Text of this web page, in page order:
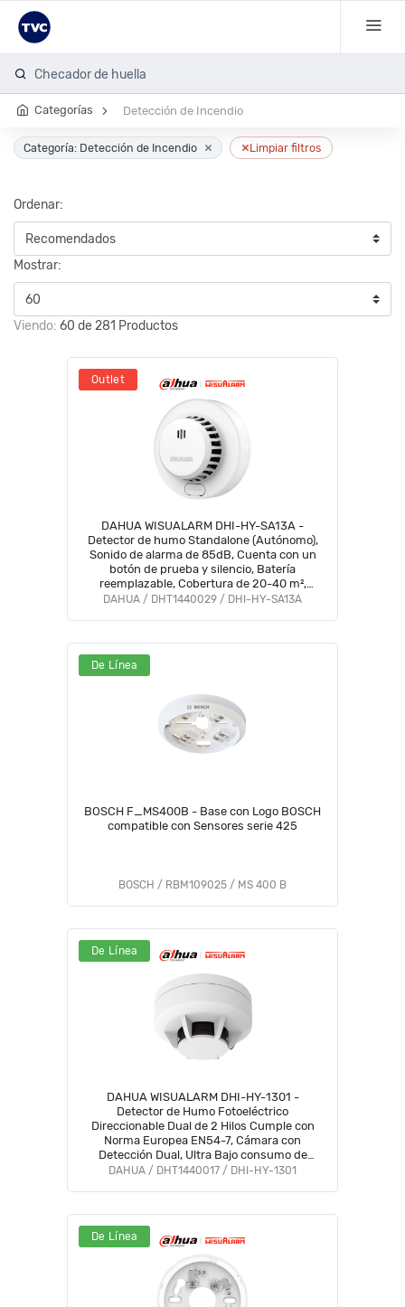
C
Categorías Detección de Incendio
Categoría: Detección de Incendio × ×Limpiar filtros
Ordenar:
Mostrar:
Viendo: 60 de 281 Productos
Outlet
DAHUA WISUALARM DHI-HY-SA13A -
Detector de humo Standalone (Autónomo),
Sonido de alarma de 85dB, Cuenta con un
botón de prueba y silencio, Batería
reemplazable, Cobertura de 20-40 m²,
Alarma visual y sonora #BFW
DAHUA / DHT1440029 / DHI-HY-SA13A
De Línea
BOSCH F_MS400B - Base con Logo BOSCH
compatible con Sensores serie 425
BOSCH / RBM109025 / MS 400 B
De Línea
DAHUA WISUALARM DHI-HY-1301 -
Detector de Humo Fotoeléctrico
Direccionable Dual de 2 Hilos Cumple con
Norma Europea EN54-7, Cámara con
Detección Dual, Ultra Bajo consumo de
Energía, #LoNuevo #DahuaDetección
DAHUA / DHT1440017 / DHI-HY-1301
De Línea